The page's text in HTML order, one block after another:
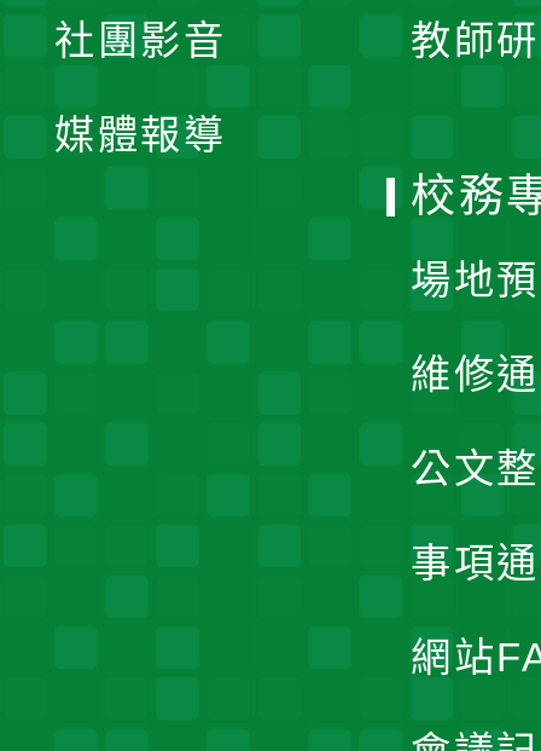
教師
社團影音
媒體報導
校務
場地
維修
公文
事項
網站